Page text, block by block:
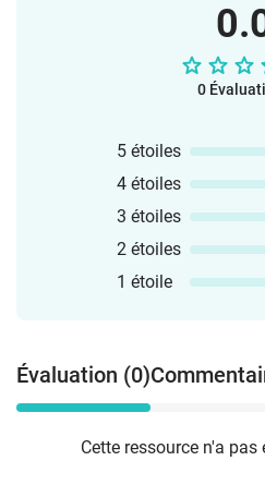
0
5 étoiles
4 étoiles
3 étoiles
2 étoiles
1 étoile
Évaluation (0)
Cette ressource n'a pas